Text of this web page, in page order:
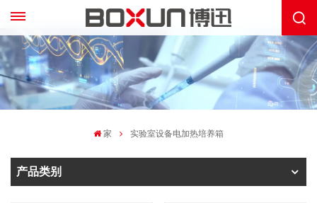
家 实验室设备电加热培养箱
产品类别